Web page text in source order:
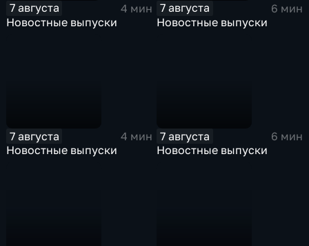
7 августа
4 мин
Новостные выпуски
7 августа
6 мин
Новостные выпуски
7 августа
4 мин
Новостные выпуски
7 августа
6 мин
Новостные выпуски